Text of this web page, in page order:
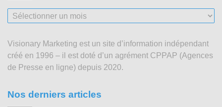
Nos
articles
2003
Visionary Marketing est un site d’information indépendant
créé en 1996 – il est doté d’un agrément CPPAP (Agences
de Presse en ligne) depuis 2020.
Nos derniers articles